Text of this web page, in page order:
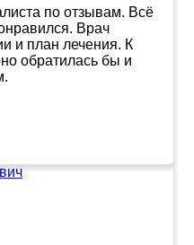
по отзывам. Всё
Врач
и план лечения. К
обратилась бы и